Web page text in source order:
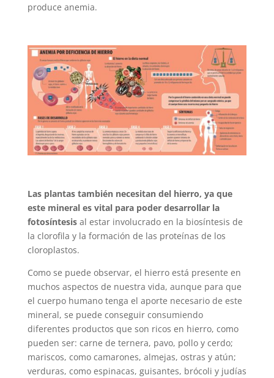
produce anemia.
Las plantas también necesitan del hierro, ya que
este mineral es vital para poder desarrollar la
fotosíntesisal estar involucrado en la biosíntesis de
la clorofila y la formación de las proteínas de los
cloroplastos.
Como se puede observar, el hierro está presente en
muchos aspectos de nuestra vida, aunque para que
el cuerpo humano tenga el aporte necesario de este
mineral, se puede conseguir consumiendo
diferentes productos que son ricos en hierro, como
pueden ser: carne de ternera, pavo, pollo y cerdo;
mariscos, como camarones, almejas, ostras y atún;
verduras, como espinacas, guisantes, brócoli y judías